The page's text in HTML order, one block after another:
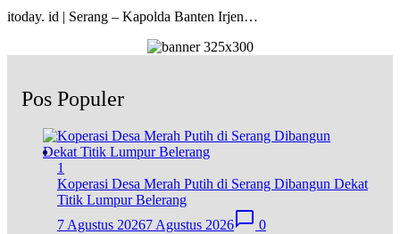
itoday. id | Serang – Kapolda Banten Irjen…
Pos Populer
1
Koperasi Desa Merah Putih di Serang Dibangun Dekat
Titik Lumpur Belerang
7 Agustus 20267 Agustus 2026 0